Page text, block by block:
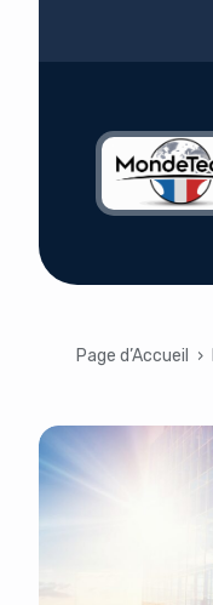
Page d’Accueil ›